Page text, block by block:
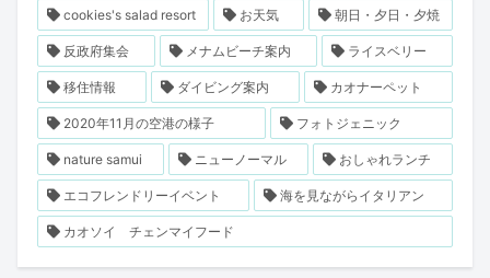
cookies's salad resort お天気 朝日・夕日・夕焼
反政府集会 メナムビーチ案内 ライスベリー
移住情報 ダイビング案内 カオナーペット
2020年11月の空港の様子 フォトジェニック
nature samui ニューノーマル おしゃれランチ
エコフレンドリーイベント 海を見ながらイタリアン
カオソイ チェンマイフード